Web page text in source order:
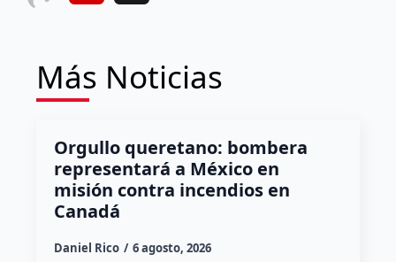
Más Noticias
Orgullo queretano: bombera
representará a México en
misión contra incendios en
Canadá
Daniel Rico 6 agosto, 2026